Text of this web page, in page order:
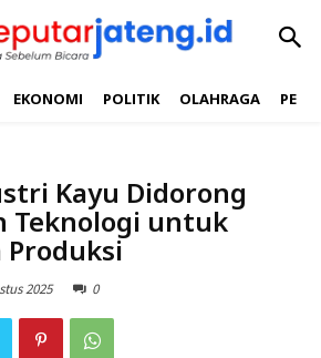
EKONOMI POLITIK OLAHRAGA
Kayu Didorong
Teknologi untuk
Produksi
2025 0